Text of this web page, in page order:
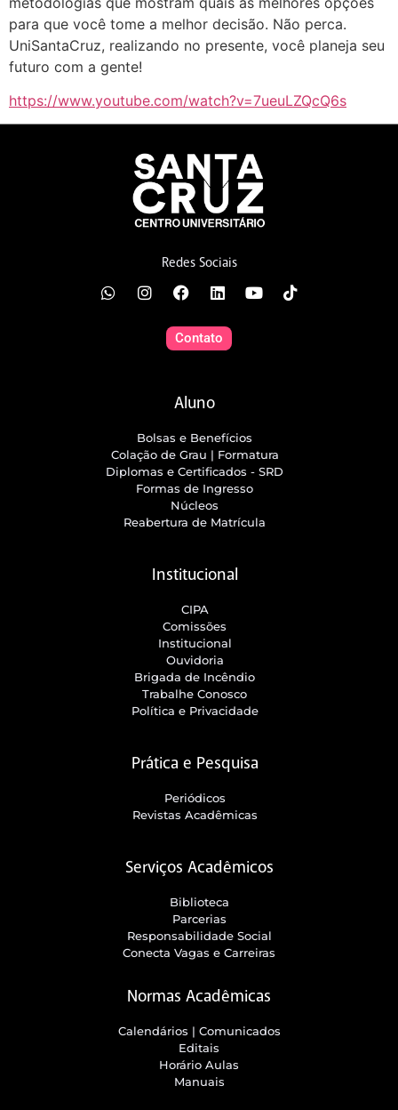
para que você tome a melhor decisão. Não perca.
UniSantaCruz, realizando no presente, você planeja seu
futuro com a gente!
https://www.youtube.com/watch?v=7ueuLZQcQ6s
Redes Sociais
Contato
Aluno
Bolsas e Benefícios
Colação de Grau | Formatura
Diplomas e Certificados - SRD
Formas de Ingresso
Núcleos
Reabertura de Matrícula
Institucional
CIPA
Comissões
Institucional
Ouvidoria
Brigada de Incêndio
Trabalhe Conosco
Política e Privacidade
Prática e Pesquisa
Periódicos
Revistas Acadêmicas
Serviços Acadêmicos
Biblioteca
Parcerias
Responsabilidade Social
Conecta Vagas e Carreiras
Normas Acadêmicas
Calendários | Comunicados
Editais
Horário Aulas
Manuais